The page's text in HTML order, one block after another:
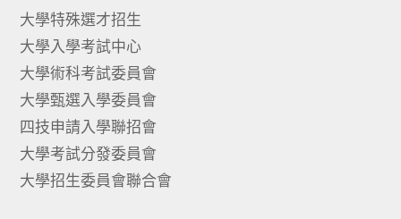
大學特殊選才招生
大學入學考試中心
大學術科考試委員會
大學甄選入學委員會
四技申請入學聯招會
大學考試分發委員會
大學招生委員會聯合會